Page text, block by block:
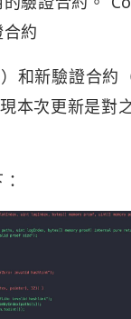
約
和新驗證合約
本次更新是對